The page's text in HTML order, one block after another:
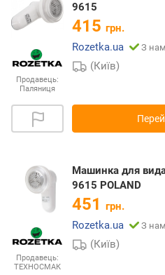
Продавець:
Паляниця
9615
415 грн.
Rozetka.ua
З
(Київ)
Продавець:
ТЕХНОСМАК
Машинка для
9615 POLAND
451 грн.
Rozetka.ua
З
(Київ)